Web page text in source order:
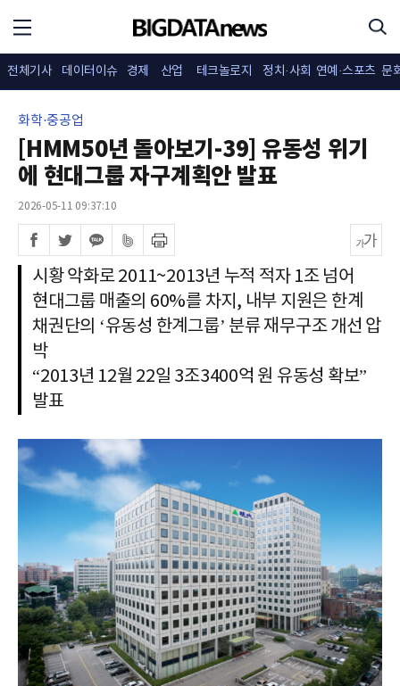
전체기사 데이터이슈 경제 산업 테크놀로지 정치·사회 연예·스포츠 문
화학·중공업
[HMM50년 돌아보기-39] 유동성 위기
에 현대그룹 자구계획안 발표
2026-05-11 09:37:10
시황 악화로 2011~2013년 누적 적자 1조 넘어
현대그룹 매출의 60%를 차지, 내부 지원은 한계
채권단의 ‘유동성 한계그룹’ 분류 재무구조 개선 압
박
“2013년 12월 22일 3조3400억 원 유동성 확보”
발표